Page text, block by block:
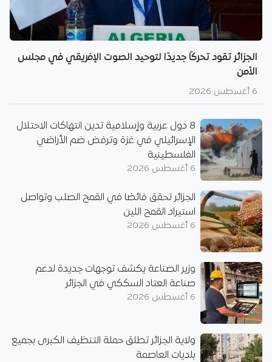
الجزائر تقود تحركًا جديدًا لتوحيد الصوت الإفريقي في مجلس
الأمن
6 أغسطس 2026
8 دول عربية وإسلامية تدين انتهاكات الاحتلال
الإسرائيلي في غزة وترفض ضم الأراضي
الفلسطينية
6 أغسطس 2026
الجزائر تحقق فائضا في القمح الصلب وتواصل
استيراد القمح اللين
6 أغسطس 2026
وزير الصناعة يكشف توجهات جديدة لدعم
صناعة العتاد السككي في الجزائر
6 أغسطس 2026
ولاية الجزائر تطلق حملة التنظيف الكبرى بجميع
بلديات العاصمة